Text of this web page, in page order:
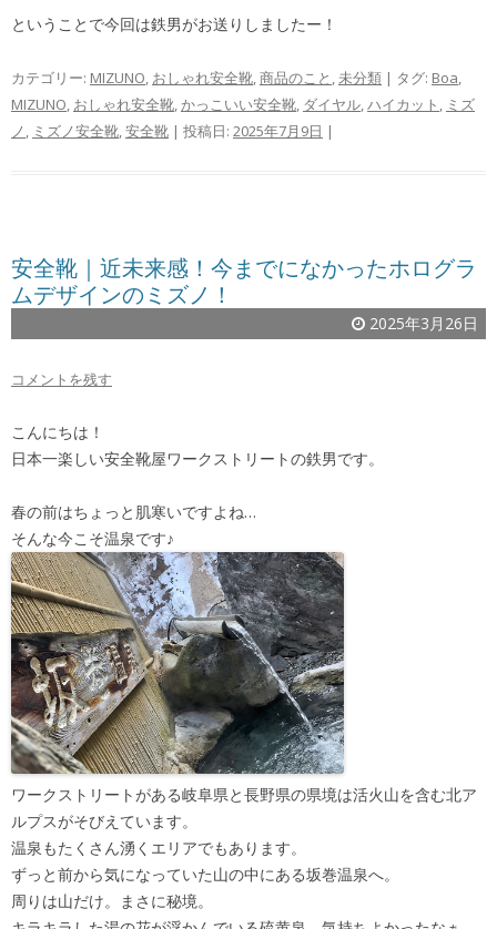
ということで今回は鉄男がお送りしましたー！
カテゴリー: MIZUNO, おしゃれ安全靴,商品のこと ,未分類 | タグ: Boa,
MIZUNO, おしゃれ安全靴,かっこいい安全靴, ダイヤル,ハイカット , ミズ
ノ, ミズノ安全靴,安全靴 | 投稿日: 2025年7月9日 |
安全靴｜近未来感！今までになかったホログラ
ムデザインのミズノ！
2025年3月26日
コメントを残す
こんにちは！
日本一楽しい安全靴屋ワークストリートの鉄男です。
春の前はちょっと肌寒いですよね…
そんな今こそ温泉です♪
ワークストリートがある岐阜県と長野県の県境は活火山を含む北ア
ルプスがそびえています。
温泉もたくさん湧くエリアでもあります。
ずっと前から気になっていた山の中にある坂巻温泉へ。
周りは山だけ。まさに秘境。